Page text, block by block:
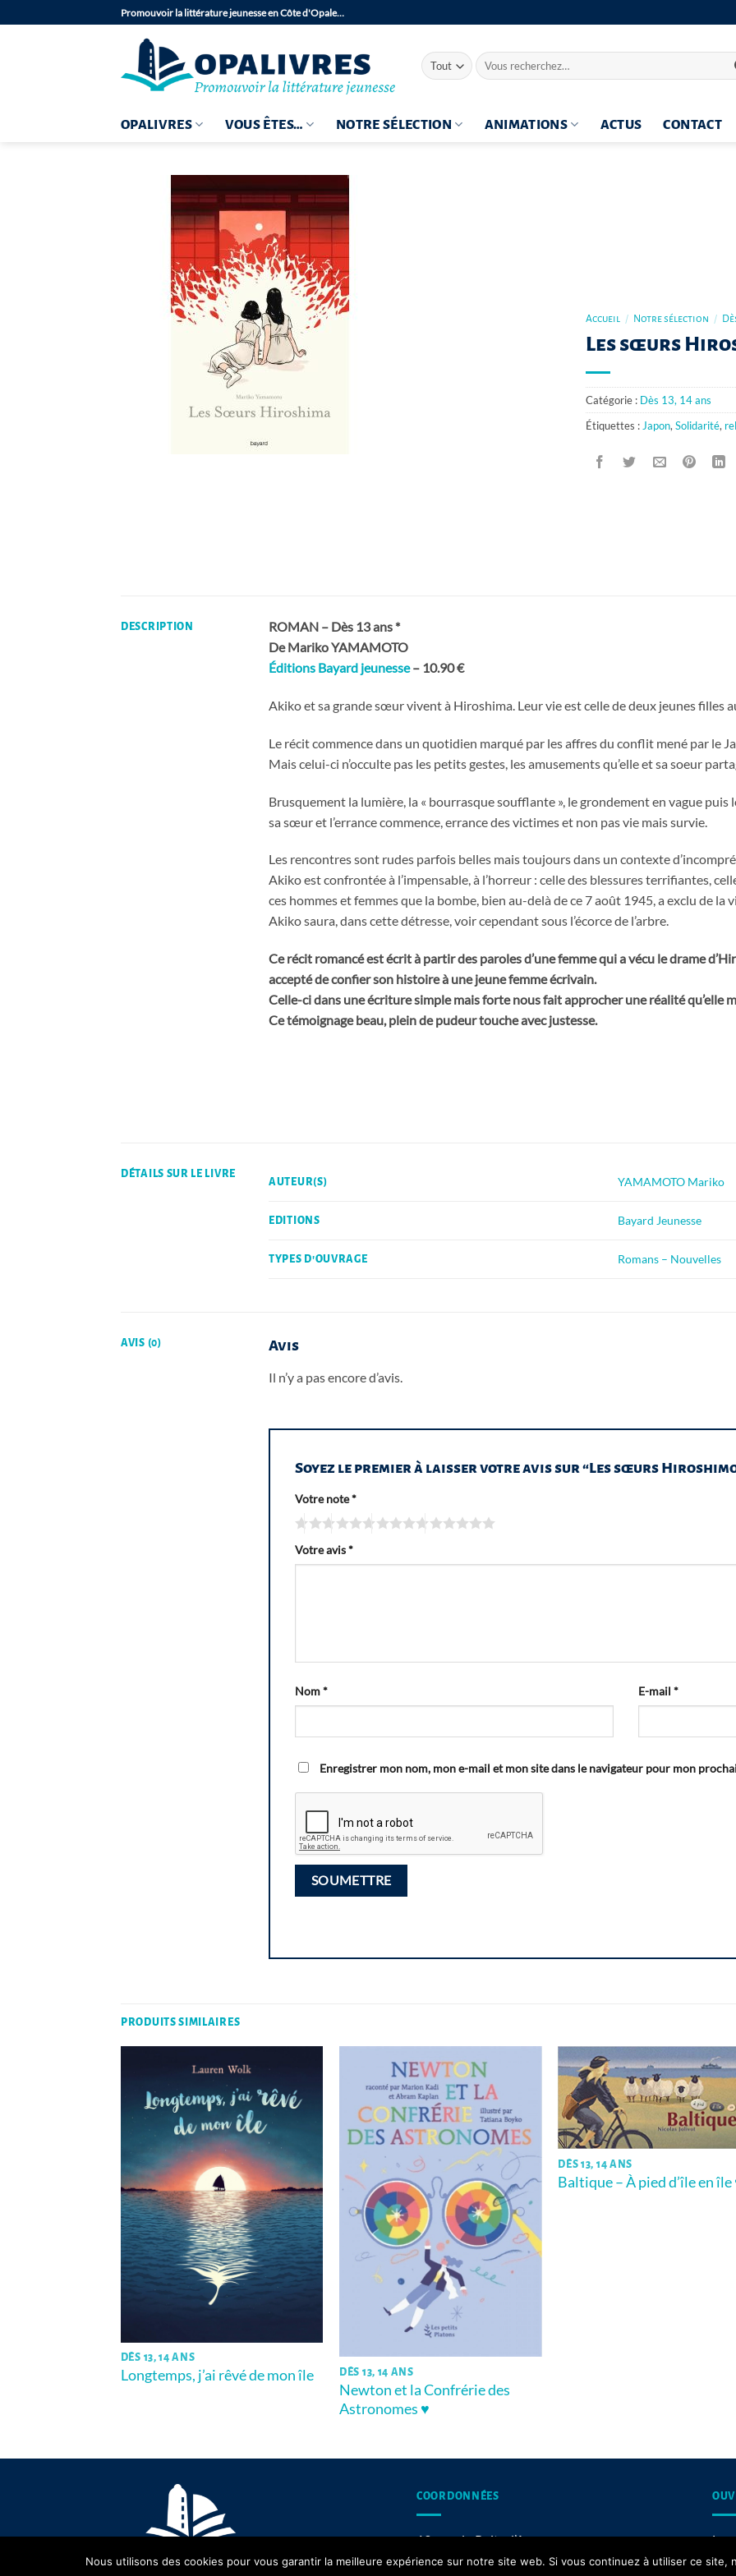
au
Promouvoir la littérature jeunesse en Côte d'Opale…
Recherche
pour :
OPALIVRES VOUS ÊTES… NOTRE SÉLECTION ANIMATIONS ACTUS CONTACT
Accueil / Notre sélection /
Les sœurs
Catégorie : Dès 13, 14 ans
Étiquettes :Japon,Solidarité,
DESCRIPTION
ROMAN – Dès 13 ans *
De Mariko YAMAMOTO
Éditions Bayard jeunesse– 10.90 €
Akiko et sa grande sœur vivent à Hiroshima. Leur vie est celle de deux jeunes filles
Le récit commence dans un quotidien marqué par les affres du conflit mené par le
Mais celui-ci n’occulte pas les petits gestes, les amusements qu’elle et sa soeur
Brusquement la lumière, la « bourrasque soufflante », le grondement en vague puis
sa sœur et l’errance commence, errance des victimes et non pas vie mais survie.
Les rencontres sont rudes parfois belles mais toujours dans un contexte
Akiko est confrontée à l’impensable, à l’horreur : celle des blessures terrifiantes,
ces hommes et femmes que la bombe, bien au-delà de ce 7 août 1945, a exclu de la
Akiko saura, dans cette détresse, voir cependant sous l’écorce de l’arbre.
Ce récit romancé est écrit à partir des paroles d’une femme qui a vécu le drame
accepté de confier son histoire à une jeune femme écrivain.
Celle-ci dans une écriture simple mais forte nous fait approcher une réalité qu’elle
Ce témoignage beau, plein de pudeur touche avec justesse.
DÉTAILS SUR LE LIVRE
AUTEUR(S) YAMAMOTO Mariko
EDITIONS Bayard Jeunesse
TYPES D'OUVRAGE Romans – Nouvelles
AVIS (0) Avis
Il n’y a pas encore d’avis.
Soyez le premier à laisser votre avis sur “Les sœurs
Votre note*
Votre avis*
Nom* E-mail *
Enregistrer mon nom, mon e-mail et mon site dans le navigateur pour mon
PRODUITS SIMILAIRES
DÈS 13, 14 ANS
Longtemps, j’ai rêvé de mon île DÈS 13, 14 ANS
Newton et la Confrérie des
Astronomes ♥
DÈS 13, 14 ANS
Baltique – À pied d’île en île
COORDONNÉES
13, rue du Puits d’Amour,
62200 Boulogne-sur-Mer
Les
Nous utilisons des cookies pour vous garantir la meilleure expérience sur notre site web. Si vous continuez à utiliser ce